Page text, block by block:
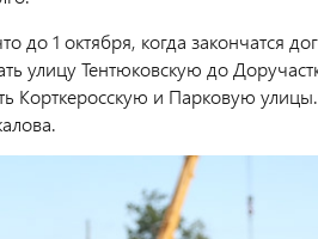
до 1 октября, когда закончатся
улицу Тентюковскую до
Корткеросскую и Парковую